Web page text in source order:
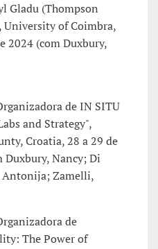
Gladu (Thompson
University of Coimbra,
2024 (com Duxbury,
de IN SITU
and Strategy",
Croatia, 28 a 29 de
Duxbury, Nancy; Di
Zamelli,
de
The Power of